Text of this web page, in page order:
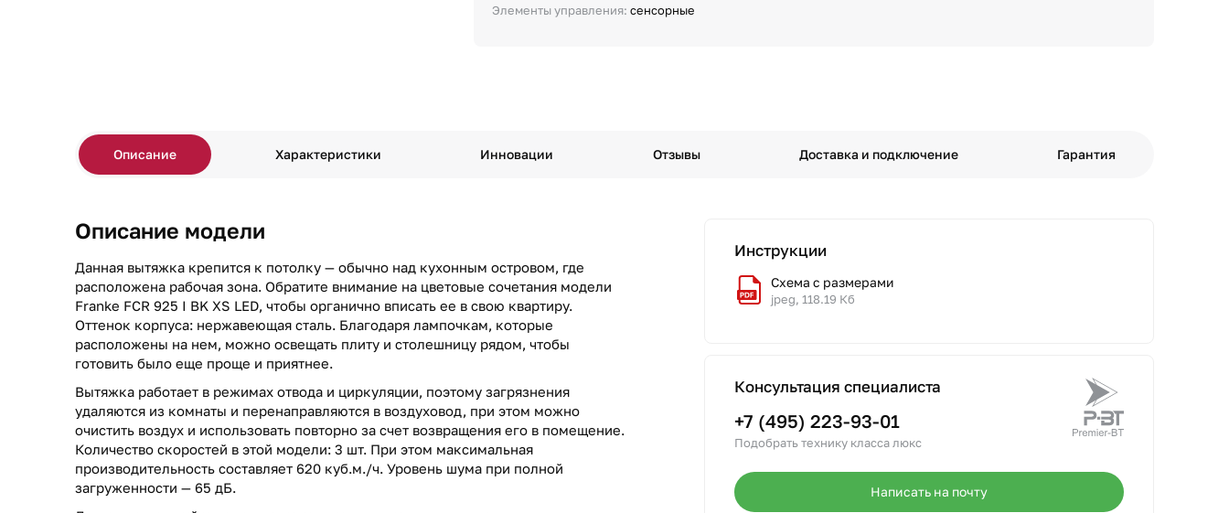
Элементы управления: сенсорные
Описание Характеристики Инновации Отзывы Доставка и подключение Гарантия
Описание модели
Данная вытяжка крепится к потолку — обычно над кухонным островом, где
расположена рабочая зона. Обратите внимание на цветовые сочетания модели
Franke FCR 925 I BK XS LED, чтобы органично вписать ее в свою квартиру.
Оттенок корпуса: нержавеющая сталь. Благодаря лампочкам, которые
расположены на нем, можно освещать плиту и столешницу рядом, чтобы
готовить было еще проще и приятнее.
Вытяжка работает в режимах отвода и циркуляции, поэтому загрязнения
удаляются из комнаты и перенаправляются в воздуховод, при этом можно
очистить воздух и использовать повторно за счет возвращения его в помещение.
Количество скоростей в этой модели: 3 шт. При этом максимальная
производительность составляет 620 куб.м./ч. Уровень шума при полной
загруженности — 65 дБ.
Инструкции
Схема с размерами
jpeg, 118.19 Кб
Консультация специалиста
+7 (495) 223-93-01
Подобрать технику класса люкс
Написать на почту